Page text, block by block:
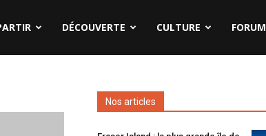
DÉCOUVERTE CULTURE FORUM
Nos articles